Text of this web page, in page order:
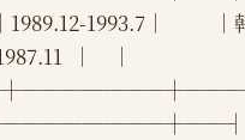
1993.7│          │
│    │